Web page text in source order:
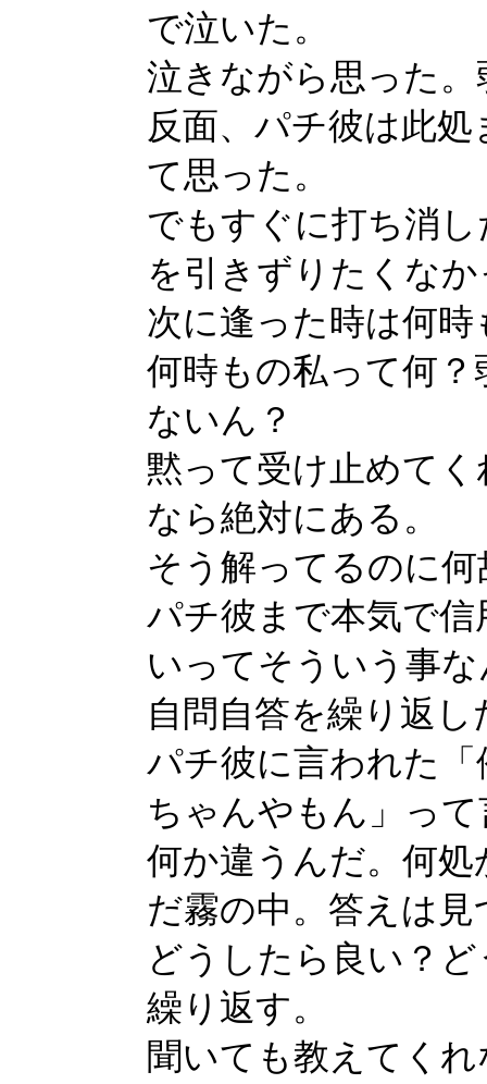
で泣いた。
泣きながら思った
反面、パチ彼は此
て思った。
でもすぐに打ち消
を引きずりたくな
次に逢った時は何
何時もの私って何
ないん？
黙って受け止めて
なら絶対にある。
そう解ってるのに何
パチ彼まで本気で
いってそういう事な
自問自答を繰り返
パチ彼に言われた
ちゃんやもん」っ
何か違うんだ。何
だ霧の中。答えは
どうしたら良い？
繰り返す。
聞いても教えてく